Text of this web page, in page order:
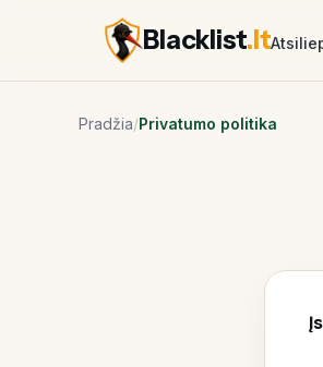
Blacklist.lt
Pradžia/Privatumo politika